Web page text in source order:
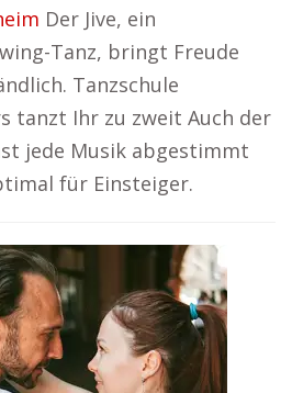
Der Jive, ein
Tanz, bringt Freude
Tanzschule
tanzt Ihr zu zweit Auch der
jede Musik abgestimmt
für Einsteiger.